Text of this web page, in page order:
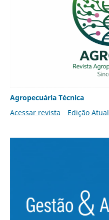
Agropecuária Técnica
Acessar revista
Edição Atual